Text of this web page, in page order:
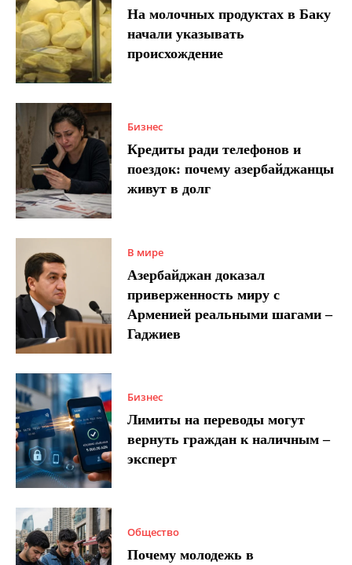
На молочных продуктах в Баку
начали указывать
происхождение
Бизнес
Кредиты ради телефонов и
поездок: почему азербайджанцы
живут в долг
В мире
Азербайджан доказал
приверженность миру с
Арменией реальными шагами –
Гаджиев
Бизнес
Лимиты на переводы могут
вернуть граждан к наличным –
эксперт
Общество
Почему молодежь в